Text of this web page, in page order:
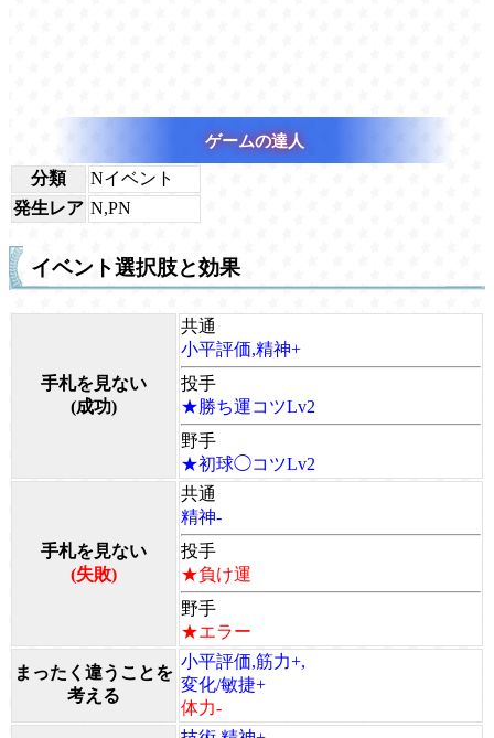
ゲームの達人
分類
Nイベント
発生レア N,PN
イベント選択肢と効果
手札を見ない
(成功)
共通
小平評価,精神+
投手
★勝ち運コツLv2
野手
★初球◯コツLv2
手札を見ない
(失敗)
共通
精神-
投手
★負け運
野手
★エラー
まったく違うことを
考える
小平評価,筋力+,
変化/敏捷+
体力-